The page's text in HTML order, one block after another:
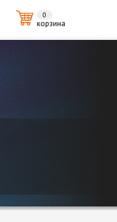
0
корзина